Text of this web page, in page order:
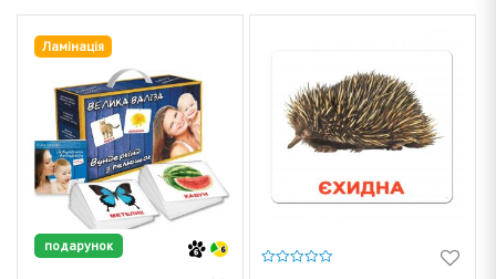
Ламінація
подарунок